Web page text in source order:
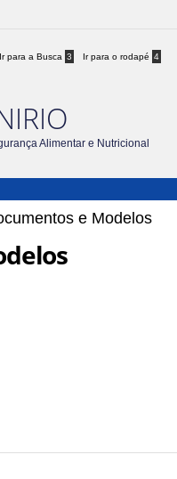
Ir para a Busca 3 Ir para o rodapé 4
Alimentar e Nutricional
e Modelos